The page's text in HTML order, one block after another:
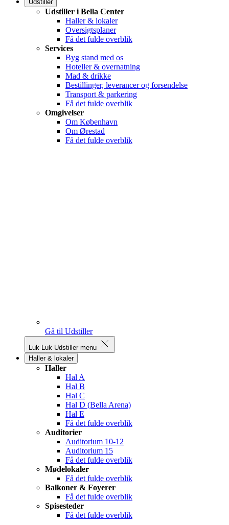
Udstiller
Udstiller i Bella Center
Haller & lokaler
Oversigtsplaner
Få det fulde overblik
Services
Byg stand med os
Hoteller & overnatning
Mad & drikke
Bestillinger, leverancer og forsendelse
Transport & parkering
Få det fulde overblik
Omgivelser
Om København
Om Ørestad
Få det fulde overblik
Gå til Udstiller
Luk Luk Udstiller menu
Haller & lokaler
Haller
Hal A
Hal B
Hal C
Hal D (Bella Arena)
Hal E
Få det fulde overblik
Auditorier
Auditorium 10-12
Auditorium 15
Få det fulde overblik
Mødelokaler
Få det fulde overblik
Balkoner & Foyerer
Få det fulde overblik
Spisesteder
Få det fulde overblik